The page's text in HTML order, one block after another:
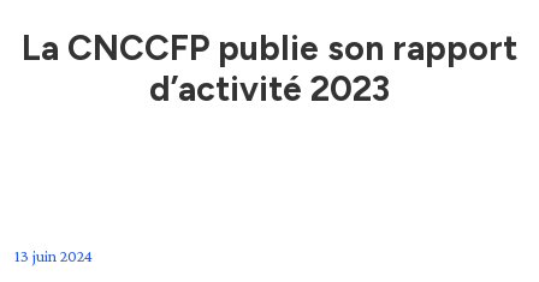
La CNCCFP publie son rapport
d’activité 2023
13 juin 2024